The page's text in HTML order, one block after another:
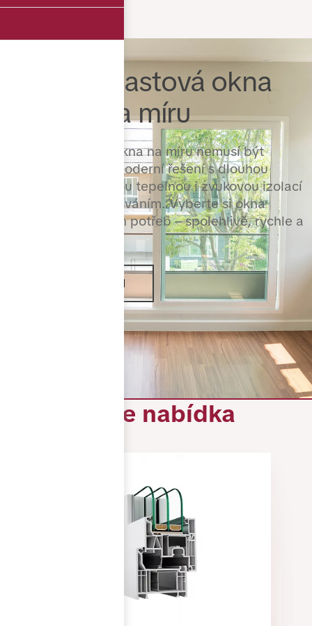
Kvalitní plastová okna
levně a na míru
Kvalitní plastová okna na míru nemusí být
drahá. Nabízíme moderní řešení s dlouhou
životností, výbornou tepelnou i zvukovou izolací
a precizním zpracováním. Vyberte si okna
přesně podle svých potřeb – spolehlivě, rychle a
Naše nabídka